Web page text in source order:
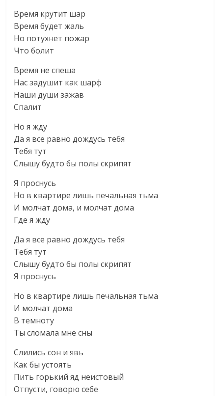
Время крутит шар
Время будет жаль
Но потухнет пожар
Что болит
Время не спеша
Нас задушит как шарф
Наши души зажав
Спалит
Но я жду
Да я все равно дождусь тебя
Тебя тут
Слышу будто бы полы скрипят
Я проснусь
Но в квартире лишь печальная тьма
И молчат дома, и молчат дома
Где я жду
Да я все равно дождусь тебя
Тебя тут
Слышу будто бы полы скрипят
Я проснусь
Но в квартире лишь печальная тьма
И молчат дома
В темноту
Ты сломала мне сны
Слились сон и явь
Как бы устоять
Пить горький яд неистовый
Отпусти, говорю себе